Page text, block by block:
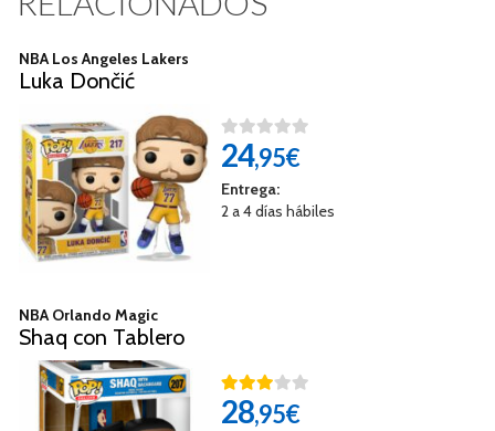
NBA Los Angeles Lakers
Luka Dončić
24,95€
Entrega:
2 a 4 días hábiles
NBA Orlando Magic
Shaq con Tablero
28,95€